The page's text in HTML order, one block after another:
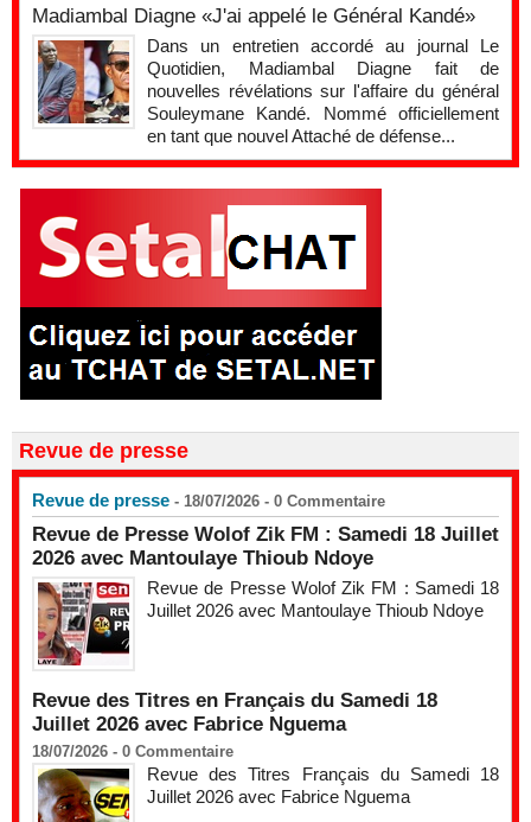
Madiambal Diagne «J'ai appelé le Général Kandé»
Dans un entretien accordé au journal Le
Quotidien, Madiambal Diagne fait de
nouvelles révélations sur l'affaire du général
Souleymane Kandé. Nommé officiellement
en tant que nouvel Attaché de défense...
Revue de presse
Revue de presse - 18/07/2026 - 0 Commentaire
Revue de Presse Wolof Zik FM : Samedi 18 Juillet
2026 avec Mantoulaye Thioub Ndoye
Revue de Presse Wolof Zik FM : Samedi 18
Juillet 2026 avec Mantoulaye Thioub Ndoye
Revue des Titres en Français du Samedi 18
Juillet 2026 avec Fabrice Nguema
18/07/2026 - 0 Commentaire
Revue des Titres Français du Samedi 18
Juillet 2026 avec Fabrice Nguema